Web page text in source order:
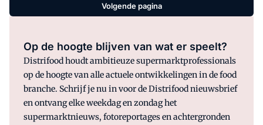
voor de prijs van irritantste bekende
Volgende pagina
Op de hoogte blijven van wat er speelt?
Distrifood houdt ambitieuze supermarktprofessionals
op de hoogte van alle actuele ontwikkelingen in de food
branche. Schrijf je nu in voor de Distrifood nieuwsbrief
en ontvang elke weekdag en zondag het
supermarktnieuws, fotoreportages en achtergronden